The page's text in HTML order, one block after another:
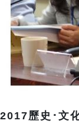
2017歷史･文